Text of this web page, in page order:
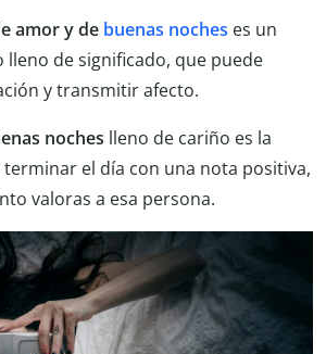
amor y de buenas noches es un
lleno de significado, que puede
y transmitir afecto.
noches lleno de cariño es la
el día con una nota positiva,
valoras a esa persona.